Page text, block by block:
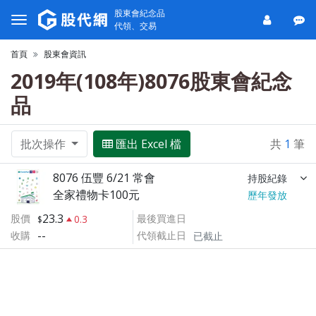
股東會紀念品
代領、交易
首頁 股東會資訊
2019年(108年)8076股東會紀念
品
批次操作 匯出 Excel 檔 共 1 筆
8076 伍豐 6/21 常會 持股紀錄
全家禮物卡100元
歷年發放
股價
23.3
0.3
收購 --
最後買進日
代領截止日
已截止